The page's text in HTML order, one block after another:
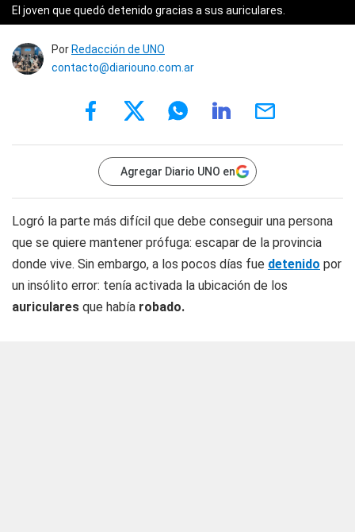
El joven que quedó detenido gracias a sus auriculares.
Por Redacción de UNO
contacto@diariouno.com.ar
Agregar Diario UNO en
Logró la parte más difícil que debe conseguir una persona
que se quiere mantener prófuga: escapar de la provincia
donde vive. Sin embargo, a los pocos días fue detenido por
un insólito error: tenía activada la ubicación de los
auriculares que había robado.